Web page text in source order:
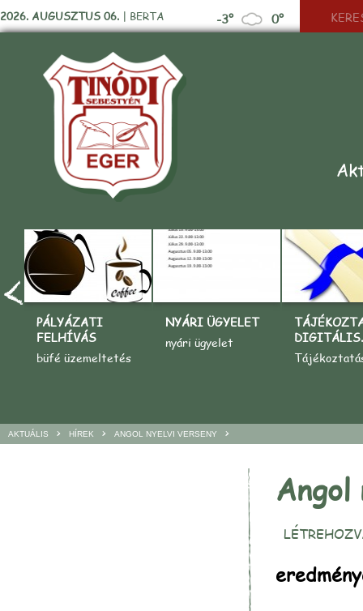
2026. AUGUSZTUS 06. | BERTA -3° 0°
PÁLYÁZATI
FELHÍVÁS
büfé üzemeltetés
NYÁRI ÜGYELET
nyári ügyelet
AKTUÁLIS > HÍREK > ANGOL NYELVI VERSENY >